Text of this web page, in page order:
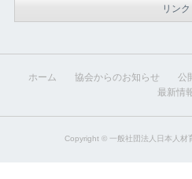
リンク
ホーム 協会からのお知らせ 公
最新情
Copyright © 一般社団法人日本人材